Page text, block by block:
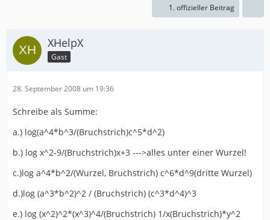
1. offizieller Beitrag
XHelpX
Gast
28. September 2008 um 19:36
Schreibe als Summe:
a.) log(a^4*b^3/(Bruchstrich)c^5*d^2)
b.) log x^2-9/(Bruchstrich)x+3 --->alles unter einer Wurzel!
c.)log a^4*b^2/(Wurzel, Bruchstrich) c^6*d^9(dritte Wurzel)
d.)log (a^3*b^2)^2 / (Bruchstrich) (c^3*d^4)^3
e.) log (x^2)^2*(x^3)^4/(Bruchstrich) 1/x(Bruchstrich)*y^2